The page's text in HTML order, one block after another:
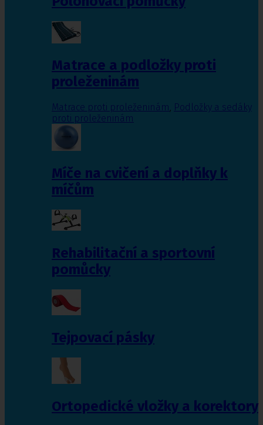
Matrace a podložky proti
proleženinám
Matrace proti proleženinám, Podložky a sedáky
proti proleženinám
Míče na cvičení a doplňky k
míčům
Rehabilitační a sportovní
pomůcky
Tejpovací pásky
Ortopedické vložky a korektory